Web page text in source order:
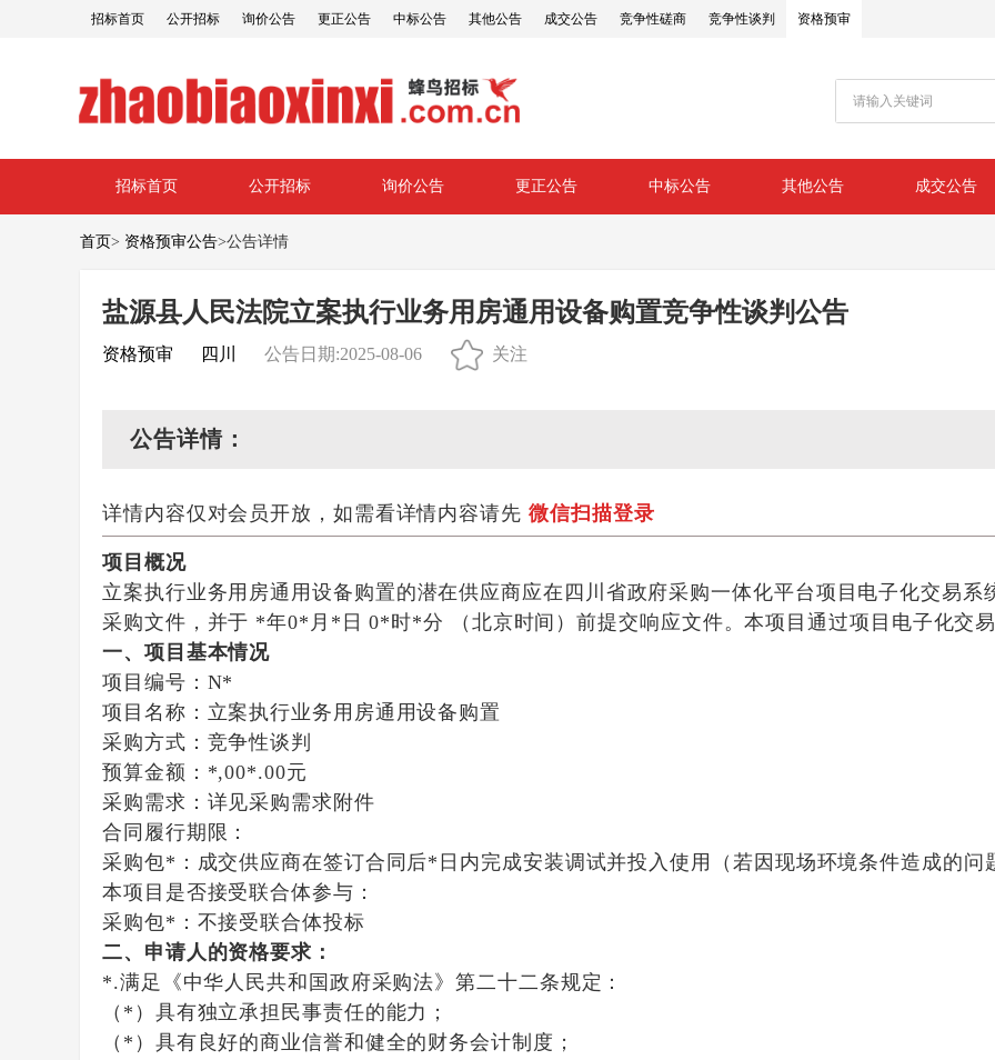
招标首页 公开招标 询价公告 更正公告 中标公告 其他公告 成交公告 竞争性磋商 竞争性谈判 资格预审
招标首页 公开招标 询价公告 更正公告 中标公告 其他公告 成交公告
首页> 资格预审公告>公告详情
盐源县人民法院立案执行业务用房通用设备购置竞争性谈判公告
资格预审 四川 公告日期:2025-08-06 关注
公告详情：
详情内容仅对会员开放，如需看详情内容请先 微信扫描登录
项目概况
立案执行业务用房通用设备购置的潜在供应商应在四川省政府采购一体化平台项目电子化交易
采购文件，并于 *年0*月*日 0*时*分 （北京时间）前提交响应文件。本项目通过项目电子化交
一、项目基本情况
项目编号：N*
项目名称：立案执行业务用房通用设备购置
采购方式：竞争性谈判
预算金额：*,00*.00元
采购需求：详见采购需求附件
合同履行期限：
采购包*：成交供应商在签订合同后*日内完成安装调试并投入使用（若因现场环境条件造成的
本项目是否接受联合体参与：
采购包*：不接受联合体投标
二、申请人的资格要求：
*.满足《中华人民共和国政府采购法》第二十二条规定：
（*）具有独立承担民事责任的能力；
（*）具有良好的商业信誉和健全的财务会计制度；